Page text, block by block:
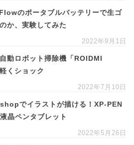
のポータブルバッテリーで生ゴ
か、実験してみた
2022年9月1日
動ロボット掃除機「ROIDMI
くショック
2022年7月10日
でイラストが描ける！XP-PEN
晶ペンタブレット
2022年5月26日